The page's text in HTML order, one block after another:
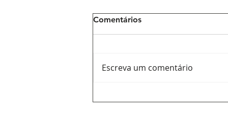
Comentários
Escreva um comentário